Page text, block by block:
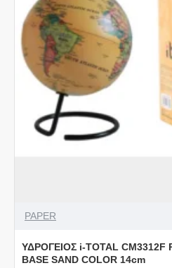
PAPER
ΥΔΡΟΓΕΙΟΣ i-TOTAL CM3312F
BASE SAND COLOR 14cm